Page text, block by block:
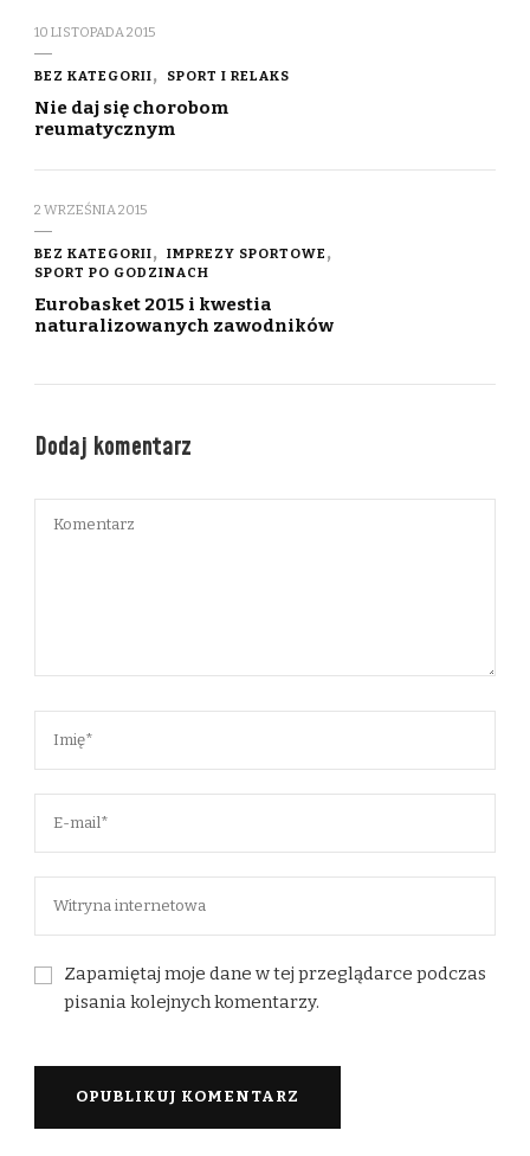
10 LISTOPADA 2015
BEZ KATEGORII SPORT I RELAKS
Nie daj się chorobom
reumatycznym
2 WRZEŚNIA 2015
BEZ KATEGORII
IMPREZY SPORTOWE
SPORT PO GODZINACH
Eurobasket 2015 i kwestia
naturalizowanych zawodników
Dodaj komentarz
Zapamiętaj moje dane w tej przeglądarce podczas
pisania kolejnych komentarzy.